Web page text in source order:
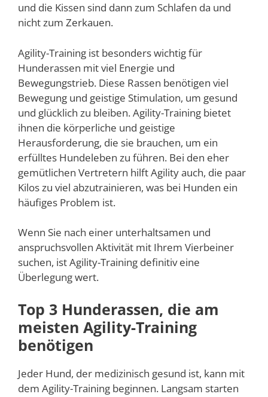
und die Kissen sind dann zum Schlafen da und
nicht zum Zerkauen.
Agility-Training ist besonders wichtig für
Hunderassen mit viel Energie und
Bewegungstrieb. Diese Rassen benötigen viel
Bewegung und geistige Stimulation, um gesund
und glücklich zu bleiben. Agility-Training bietet
ihnen die körperliche und geistige
Herausforderung, die sie brauchen, um ein
erfülltes Hundeleben zu führen. Bei den eher
gemütlichen Vertretern hilft Agility auch, die paar
Kilos zu viel abzutrainieren, was bei Hunden ein
häufiges Problem ist.
Wenn Sie nach einer unterhaltsamen und
anspruchsvollen Aktivität mit Ihrem Vierbeiner
suchen, ist Agility-Training definitiv eine
Überlegung wert.
Top 3 Hunderassen, die am
meisten Agility-Training
benötigen
Jeder Hund, der medizinisch gesund ist, kann mit
dem Agility-Training beginnen. Langsam starten